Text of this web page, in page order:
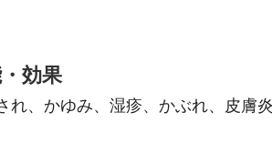
効果
れ、かゆみ、湿疹、かぶれ、皮膚